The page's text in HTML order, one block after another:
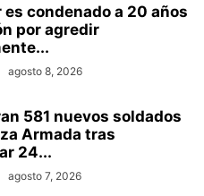
es condenado a 20 años
por agredir
agosto 8, 2026
581 nuevos soldados
Armada tras
24...
agosto 7, 2026